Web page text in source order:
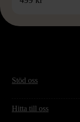
Stöd oss
Hitta till oss